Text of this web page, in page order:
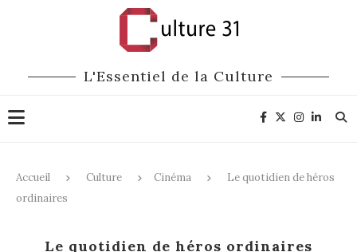
L'Essentiel de la Culture
Accueil Culture Cinéma
Le quotidien de héros
ordinaires
Cinéma
Le quotidien de héros ordinaires